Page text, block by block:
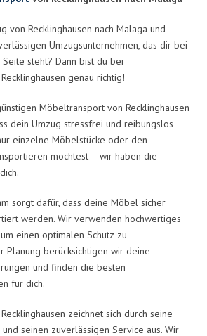
von Recklinghausen nach Malaga und
Umzugsunternehmen, das dir bei
steht? Dann bist du bei
genau richtig!
Möbeltransport von Recklinghausen
dein Umzug stressfrei und reibungslos
einzelne Möbelstücke oder den
möchtest – wir haben die
sorgt dafür, dass deine Möbel sicher
werden. Wir verwenden hochwertiges
einen optimalen Schutz zu
Planung berücksichtigen wir deine
und finden die besten
für dich.
zeichnet sich durch seine
seinen zuverlässigen Service aus. Wir